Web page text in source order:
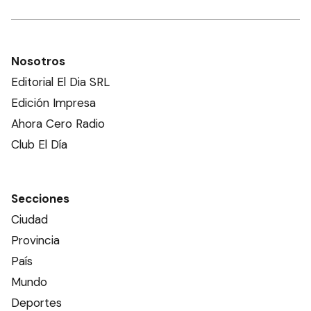
Nosotros
Editorial El Dia SRL
Edición Impresa
Ahora Cero Radio
Club El Día
Secciones
Ciudad
Provincia
País
Mundo
Deportes